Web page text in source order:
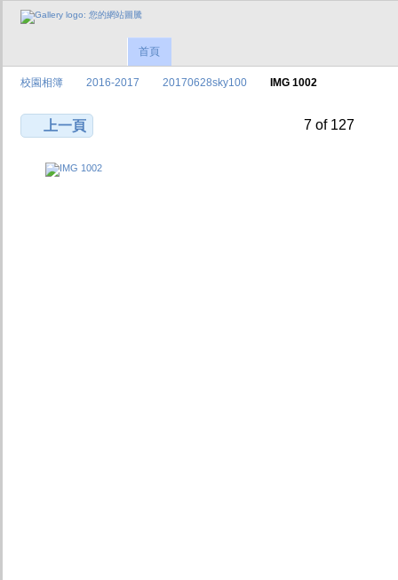
首頁
校園相簿 2016-2017 20170628sky100 IMG 1002
上一頁 7 of 127